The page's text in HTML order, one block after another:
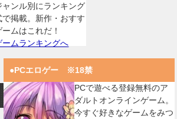
ャンル別にランキング
で掲載。新作・おすす
ームはこれだ！
ームランキングへ
●PCエロゲー ※18禁
PCで遊べる登録無料のア
ダルトオンラインゲーム。
今すぐ好きなゲームをみつ